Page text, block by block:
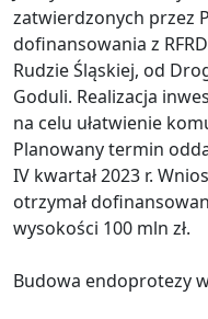
zatwierdzonych przez
dofinansowania z
Rudzie Śląskiej, od
Goduli. Realizacja
na celu ułatwienie
Planowany termin
IV kwartał 2023 r.
otrzymał
wysokości 100 mln zł.
Budowa endoprotezy